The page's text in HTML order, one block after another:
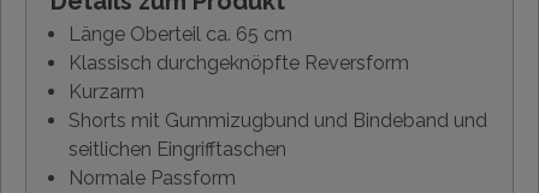
Länge Oberteil ca. 65 cm
Klassisch durchgeknöpfte Reversform
Kurzarm
Shorts mit Gummizugbund und Bindeband und
seitlichen Eingrifftaschen
Normale Passform